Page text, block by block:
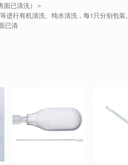
面已清洗）＞
行有机清洗、纯水清洗，每1只分别包装。
已清